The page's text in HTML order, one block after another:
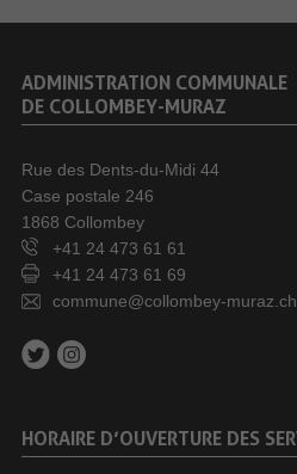
ADMINISTRATION COMMUNALE
DE COLLOMBEY-MURAZ
Rue des Dents-du-Midi 44
Case postale 246
1868 Collombey
+41 24 473 61 61
+41 24 473 61 69
commune@collombey-muraz.ch
HORAIRE D’OUVERTURE DES